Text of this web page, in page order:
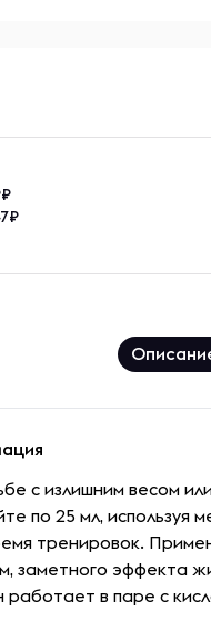
с излишним весом
по 25 мл, используя
тренировок.
заметного эффекта
работает в паре с